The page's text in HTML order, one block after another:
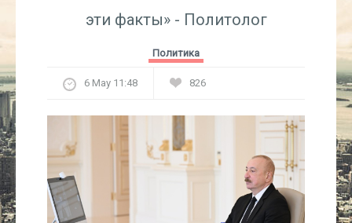
Культура
Интервью
Виды спорта
эти факты» - Политолог
Политика
6 May 11:48 826